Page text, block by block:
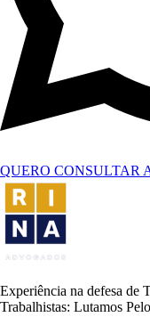
QUERO CONSULTAR
Experiência na defesa de
Trabalhistas: Lutamos